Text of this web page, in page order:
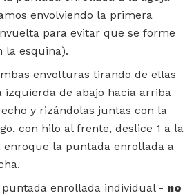
envolviendo la primera
para evitar que se forme
la esquina).
envolturas tirando de ellas
izquierda de abajo hacia arriba
y rizándolas juntas con la
con hilo al frente, deslice 1 a la
enroque la puntada enrollada a
puntada enrollada individual - no